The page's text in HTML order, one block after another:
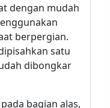
dengan mudah
berpergian.
satu
dibongkar
bagian alas,